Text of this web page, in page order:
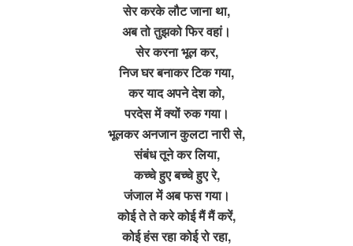
सेर करके लौट जाना था,
अब तो तुझको फिर वहां।
सेर करना भूल कर,
निज घर बनाकर टिक गया,
कर याद अपने देश को,
परदेस में क्यों रुक गया।
भूलकर अनजान कुलटा नारी से,
संबंध तूने कर लिया,
कच्चे हुए बच्चे हुए रे,
जंजाल में अब फस गया।
कोई ते ते करे कोई मैं मैं करें,
कोई हंस रहा कोई रो रहा,